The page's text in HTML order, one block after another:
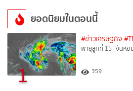
ยอดนิยมในตอนนี้
1
#ข่าวเศรษฐกิจ
พายุลูกที่ 15 “จันห
359